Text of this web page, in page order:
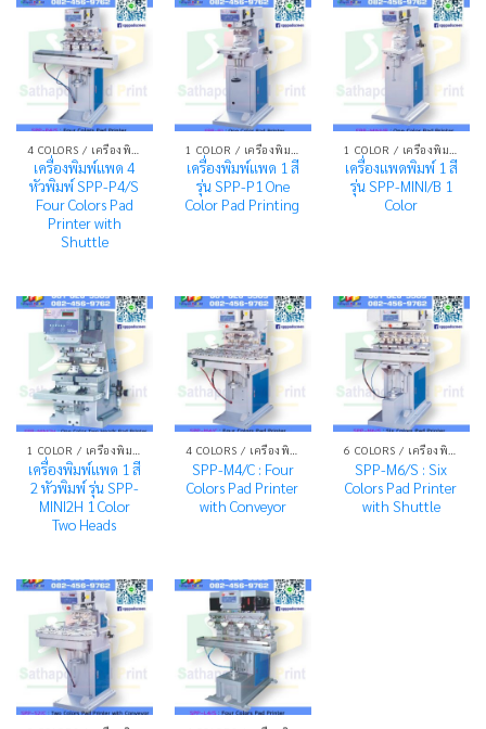
เครื่องพิมพ์แพด 4
หัวพิมพ์ SPP-P4/S
Four Colors Pad
Printer with
Shuttle
เครื่องพิมพ์แพด 1 สี
รุ่น SPP-P1 One
Color Pad Printing
เครื่องแพดพิมพ์ 1 สี
รุ่น SPP-MINI/B 1
Color
เครื่องพิมพ์แพด 1 สี
2 หัวพิมพ์ รุ่น SPP-
MINI2H 1 Color
Two Heads
SPP-M4/C : Four
Colors Pad Printer
with Conveyor
SPP-M6/S : Six
Colors Pad Printer
with Shuttle